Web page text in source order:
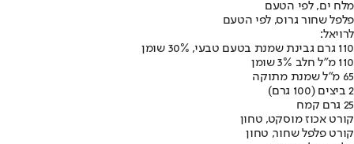
מלח ים, לפי הטעם
פלפל שחור גרוס, לפי הטעם
לרויאל:
110 גרם גבינת שמנת בטעם טבעי, 30% שומן
110 מ"ל חלב 3% שומן
65 מ"ל שמנת מתוקה
2 ביצים (100 גרם)
25 גרם קמח
קורט אכוז מוסקט, טחון
קורט פלפל שחור, טחון